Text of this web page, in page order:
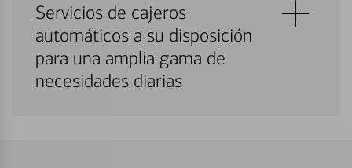
Servicios de cajeros
automáticos a su disposición
para una amplia gama de
necesidades diarias